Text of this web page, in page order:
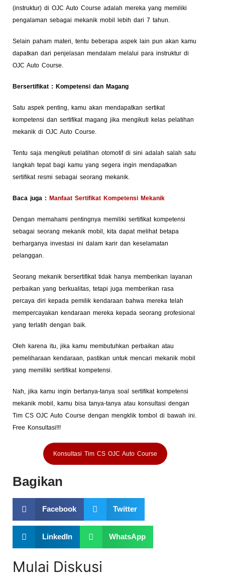
(instruktur) di OJC Auto Course adalah mereka yang memiliki
pengalaman sebagai mekanik mobil lebih dari 7 tahun.
Selain paham materi, tentu beberapa aspek lain pun akan kamu
dapatkan dari penjelasan mendalam melalui para instruktur di
OJC Auto Course.
Bersertifikat : Kompetensi dan Magang
Satu aspek penting, kamu akan mendapatkan sertikat
kompetensi dan sertifikat magang jika mengikuti kelas pelatihan
mekanik di OJC Auto Course.
Tentu saja mengikuti pelatihan otomotif di sini adalah salah satu
langkah tepat bagi kamu yang segera ingin mendapatkan
sertifikat resmi sebagai seorang mekanik.
Baca juga : Manfaat Sertifikat Kompetensi Mekanik
Dengan memahami pentingnya memiliki sertifikat kompetensi
sebagai seorang mekanik mobil, kita dapat melihat betapa
berharganya investasi ini dalam karir dan keselamatan
pelanggan.
Seorang mekanik bersertifikat tidak hanya memberikan layanan
perbaikan yang berkualitas, tetapi juga memberikan rasa
percaya diri kepada pemilik kendaraan bahwa mereka telah
mempercayakan kendaraan mereka kepada seorang profesional
yang terlatih dengan baik.
Oleh karena itu, jika kamu membutuhkan perbaikan atau
pemeliharaan kendaraan, pastikan untuk mencari mekanik mobil
yang memiliki sertifikat kompetensi.
Nah, jika kamu ingin bertanya-tanya soal sertifikat kompetensi
mekanik mobil, kamu bisa tanya-tanya atau konsultasi dengan
Tim CS OJC Auto Course dengan mengklik tombol di bawah ini.
Free Konsultasi!!!
Konsultasi Tim CS OJC Auto Course
Bagikan
Facebook Twitter
LinkedIn WhatsApp
Mulai Diskusi